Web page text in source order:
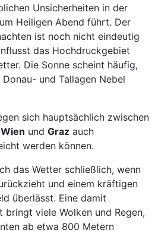
Unsicherheiten in der
Heiligen Abend führt. Der
ist noch nicht eindeutig
das Hochdruckgebiet
Die Sonne scheint häufig,
und Tallagen Nebel
sich hauptsächlich zwischen
Wien und Graz auch
werden können.
das Wetter schließlich, wenn
und einem kräftigen
überlässt. Eine damit
viele Wolken und Regen,
ab etwa 800 Metern